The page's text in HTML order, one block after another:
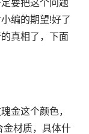
要把这个问题
编的期望!好了
真相了，下面
金这个颜色，
金材质，具体什